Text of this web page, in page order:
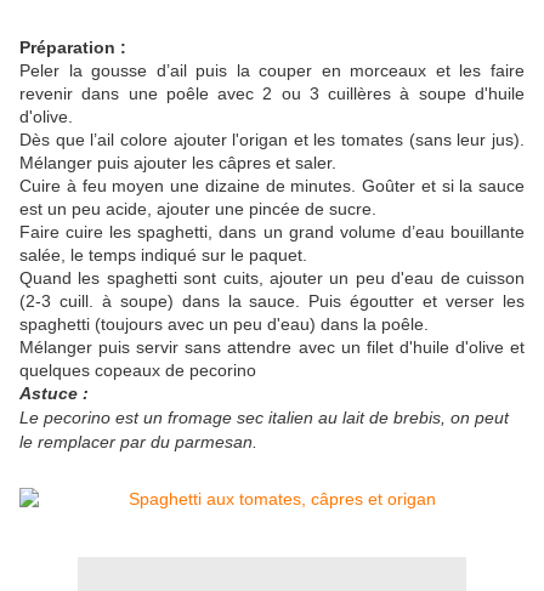
Préparation :
Peler la gousse d’ail puis la couper en morceaux et les faire
revenir dans une poêle avec 2 ou 3 cuillères à soupe d'huile
d'olive.
Dès que l’ail colore ajouter l'origan et les tomates (sans leur jus).
Mélanger puis ajouter les câpres et saler.
Cuire à feu moyen une dizaine de minutes. Goûter et si la sauce
est un peu acide, ajouter une pincée de sucre.
Faire cuire les spaghetti, dans un grand volume d’eau bouillante
salée, le temps indiqué sur le paquet.
Quand les spaghetti sont cuits, ajouter un peu d'eau de cuisson
(2-3 cuill. à soupe) dans la sauce. Puis égoutter et verser les
spaghetti (toujours avec un peu d'eau) dans la poêle.
Mélanger puis servir sans attendre avec un filet d'huile d'olive et
quelques copeaux de pecorino
Astuce :
Le pecorino est un fromage sec italien au lait de brebis, on peut
le remplacer par du parmesan.